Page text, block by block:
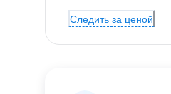
Следить за ценой